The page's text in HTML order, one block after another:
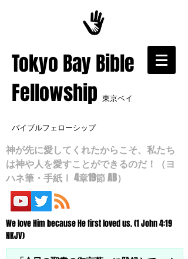
​Tokyo Bay Bible
Fellowship 東京ベイ
バイブルフェローシップ
神が先に愛してくれたからこそ、私たち
は神や人を愛すことができるのだ！（ヨ
ハネ筆・手紙Ⅰ 4章19節 AB）
We love Him because He first loved us. (1 John 4:19
NKJV)